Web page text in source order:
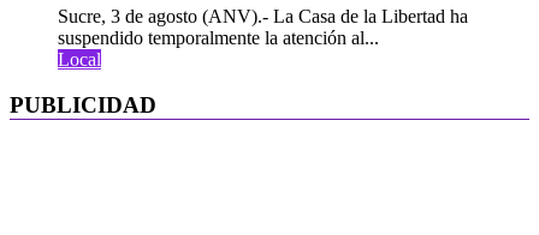
Sucre, 3 de agosto (ANV).- La Casa de la Libertad ha
suspendido temporalmente la atención al...
Local
PUBLICIDAD